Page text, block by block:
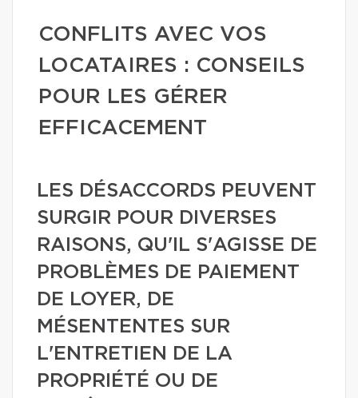
CONFLITS AVEC VOS
LOCATAIRES : CONSEILS
POUR LES GÉRER
EFFICACEMENT
LES DÉSACCORDS PEUVENT
SURGIR POUR DIVERSES
RAISONS, QU'IL S'AGISSE DE
PROBLÈMES DE PAIEMENT
DE LOYER, DE
MÉSENTENTES SUR
L'ENTRETIEN DE LA
PROPRIÉTÉ OU DE